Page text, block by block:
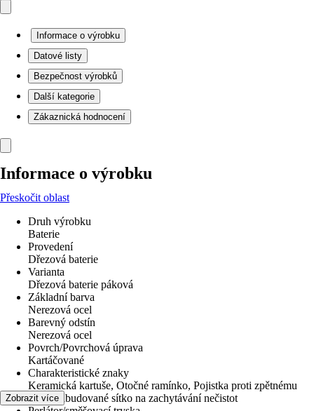
Informace o výrobku
Datové listy
Bezpečnost výrobků
Další kategorie
Zákaznická hodnocení
Informace o výrobku
Přeskočit oblast
Druh výrobku
Baterie
Provedení
Dřezová baterie
Varianta
Dřezová baterie páková
Základní barva
Nerezová ocel
Barevný odstín
Nerezová ocel
Povrch/Povrchová úprava
Kartáčované
Charakteristické znaky
Keramická kartuše, Otočné ramínko, Pojistka proti zpětnému
toku, Zabudované sítko na zachytávání nečistot
Zobrazit více